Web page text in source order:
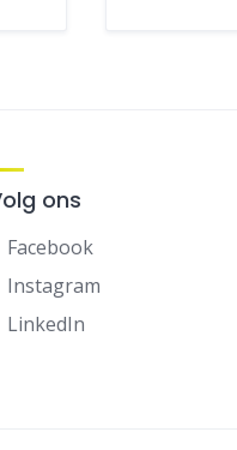
ons
Facebook
Instagram
LinkedIn